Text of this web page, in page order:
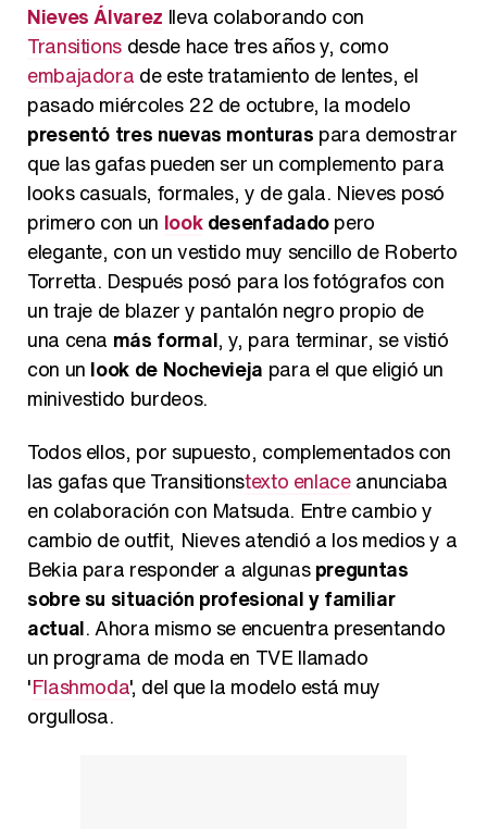
Nieves Álvarez lleva colaborando con
Transitions desde hace tres años y, como
embajadora de este tratamiento de lentes, el
pasado miércoles 22 de octubre, la modelo
presentó tres nuevas monturas para demostrar
que las gafas pueden ser un complemento para
looks casuals, formales, y de gala. Nieves posó
primero con un lookdesenfadadopero
elegante, con un vestido muy sencillo de Roberto
Torretta. Después posó para los fotógrafos con
un traje de blazer y pantalón negro propio de
una cena más formal, y, para terminar, se vistió
con un look de Nochevieja para el que eligió un
minivestido burdeos.
Todos ellos, por supuesto, complementados con
las gafas que Transitionstexto enlaceanunciaba
en colaboración con Matsuda. Entre cambio y
cambio de outfit, Nieves atendió a los medios y a
Bekia para responder a algunaspreguntas
sobre su situación profesional y familiar
actual. Ahora mismo se encuentra presentando
un programa de moda en TVE llamado
'Flashmoda', del que la modelo está muy
orgullosa.